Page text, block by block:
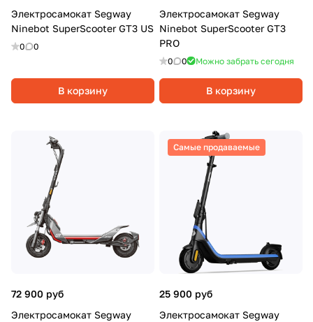
Электросамокат Segway
Ninebot SuperScooter GT3 US
0 0
В корзину
Электросамокат Segway
Ninebot SuperScooter GT3
PRO
0 0 Можно забрать сегодня
В корзину
72 900 руб
Электросамокат Segway
Самые продаваемые
25 900 руб
Электросамокат Segway